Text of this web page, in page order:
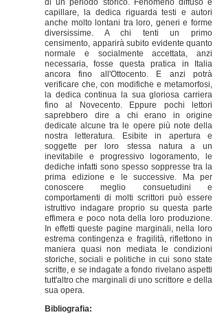
di un periodo storico. Fenomeno diffuso e
capillare, la dedica riguarda testi e autori
anche molto lontani tra loro, generi e forme
diversissime. A chi tenti un primo
censimento, apparirà subito evidente quanto
normale e socialmente accettata, anzi
necessaria, fosse questa pratica in Italia
ancora fino all'Ottocento. E anzi potrà
verificare che, con modifiche e metamorfosi,
la dedica continua la sua gloriosa carriera
fino al Novecento. Eppure pochi lettori
saprebbero dire a chi erano in origine
dedicate alcune tra le opere più note della
nostra letteratura. Esibite in apertura e
soggette per loro stessa natura a un
inevitabile e progressivo logoramento, le
dediche infatti sono spesso soppresse tra la
prima edizione e le successive. Ma per
conoscere meglio consuetudini e
comportamenti di molti scrittori può essere
istruttivo indagare proprio su questa parte
effimera e poco nota della loro produzione.
In effetti queste pagine marginali, nella loro
estrema contingenza e fragilità, riflettono in
maniera quasi non mediata le condizioni
storiche, sociali e politiche in cui sono state
scritte, e se indagate a fondo rivelano aspetti
tutt'altro che marginali di uno scrittore e della
sua opera.
Bibliografia: